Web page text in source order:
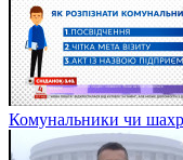
Комунальники чи